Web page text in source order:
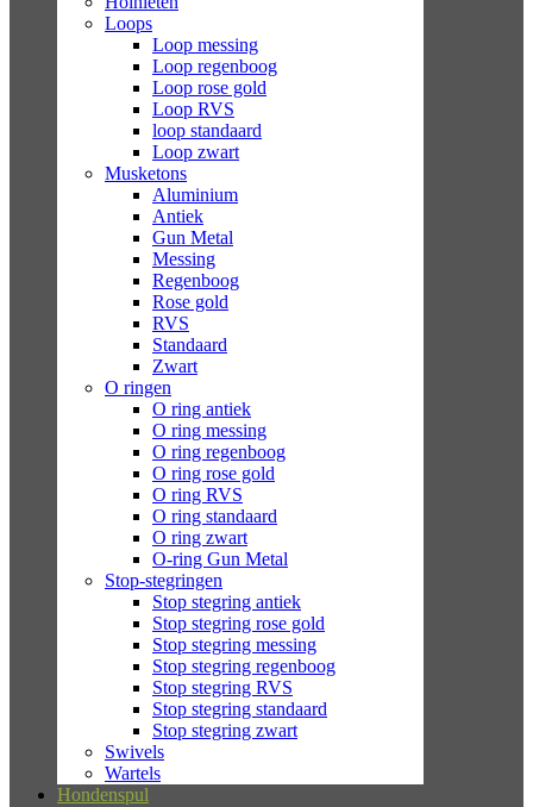
Loops
Loop messing
Loop regenboog
Loop rose gold
Loop RVS
loop standaard
Loop zwart
Musketons
Aluminium
Antiek
Gun Metal
Messing
Regenboog
Rose gold
RVS
Standaard
Zwart
O ringen
O ring antiek
O ring messing
O ring regenboog
O ring rose gold
O ring RVS
O ring standaard
O ring zwart
O-ring Gun Metal
Stop-stegringen
Stop stegring antiek
Stop stegring rose gold
Stop stegring messing
Stop stegring regenboog
Stop stegring RVS
Stop stegring standaard
Stop stegring zwart
Swivels
Wartels
Hondenspul